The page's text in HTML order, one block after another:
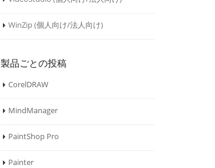
WinZip (個人向け/法人向け)
製品ごとの投稿
CorelDRAW
MindManager
PaintShop Pro
Painter